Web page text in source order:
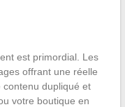
est primordial. Les
offrant une réelle
contenu dupliqué et
votre boutique en